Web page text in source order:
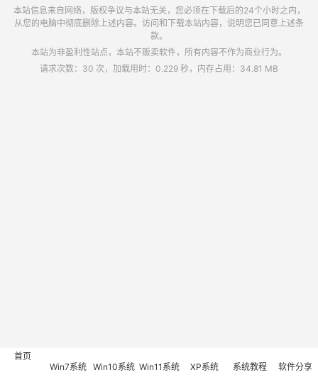
本站信息来自网络，版权争议与本站无关，您必须在下载后的24个小时之内，
从您的电脑中彻底删除上述内容。访问和下载本站内容，说明您已同意上述条
款。
本站为非盈利性站点，本站不贩卖软件，所有内容不作为商业行为。
请求次数：30 次，加载用时：0.229 秒，内存占用：34.81 MB
首页
Win7系统 Win10系统 Win11系统 XP系统 系统教程 软件分享